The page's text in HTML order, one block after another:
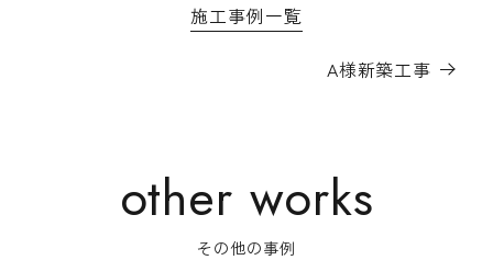
施工事例一覧
A様新築工事
その他の事例